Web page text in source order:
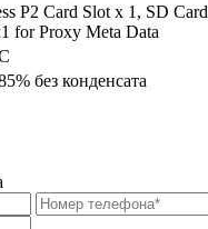
P2 Card Slot x 1, SD Card
for Proxy Meta Data
без конденсата